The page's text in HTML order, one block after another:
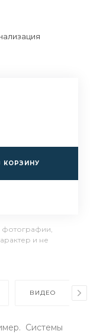
КОРЗИНУ
фотографии,
и не
ВИДЕО
Системы